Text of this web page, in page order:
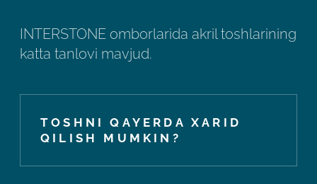
INTERSTONE omborlarida akril toshlarining
katta tanlovi mavjud.
TOSHNI QAYERDA XARID
QILISH MUMKIN?